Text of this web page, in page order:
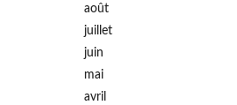
août
juillet
juin
mai
avril